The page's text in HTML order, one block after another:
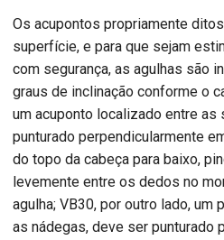
Os acupontos propriamente
superfície, e para que sejam
com segurança, as agulhas são
graus de inclinação conforme o
um acuponto localizado entre as
punturado perpendicularmente
do topo da cabeça para baixo,
levemente entre os dedos no
agulha; VB30, por outro lado, um
as nádegas, deve ser punturado